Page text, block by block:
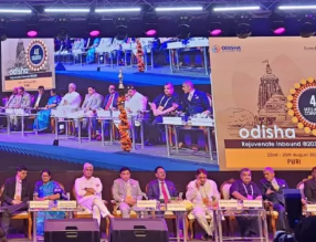
में कर्तव्य पथ पर ‘शक्ति वॉक’ का आयोजन किया गया
को “सबका साथ सबका विकास – जनता की आकांक्षाओं को
महोत्सव का शुभारंभ किया
रोडमैप तैयार
में एक नया आरंभ,‘सेवा तीर्थ’ में प्रथम कैबिनेट बैठक